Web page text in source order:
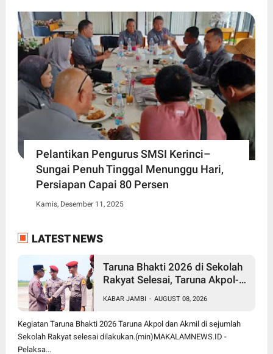
Pelantikan Pengurus SMSI Kerinci–
Sungai Penuh Tinggal Menunggu Hari,
Persiapan Capai 80 Persen
Kamis, Desember 11, 2025
LATEST NEWS
Taruna Bhakti 2026 di Sekolah
Rakyat Selesai, Taruna Akpol-
Menggunakan Hercules A-7305
KABAR JAMBI - AUGUST 08, 2026
Kegiatan Taruna Bhakti 2026 Taruna Akpol dan Akmil di sejumlah
Sekolah Rakyat selesai dilakukan.(min)MAKALAMNEWS.ID -
Pelaksa...